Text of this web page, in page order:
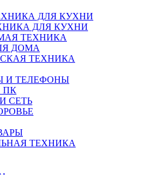
ДЛЯ КУХНИ
ДЛЯ КУХНИ
ТЕХНИКА
ДОМА
ТЕХНИКА
И ТЕЛЕФОНЫ
ПК
СЕТЬ
ТЕХНИКА